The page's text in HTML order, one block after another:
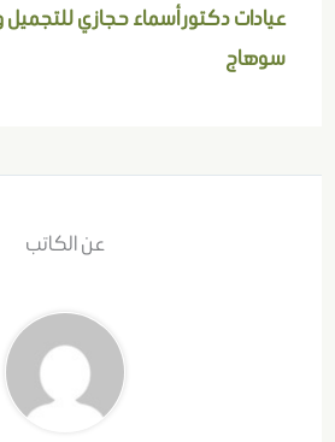
عيادات دكتور أسماء حجازي للتجميل و
سوهاج
عن الكاتب